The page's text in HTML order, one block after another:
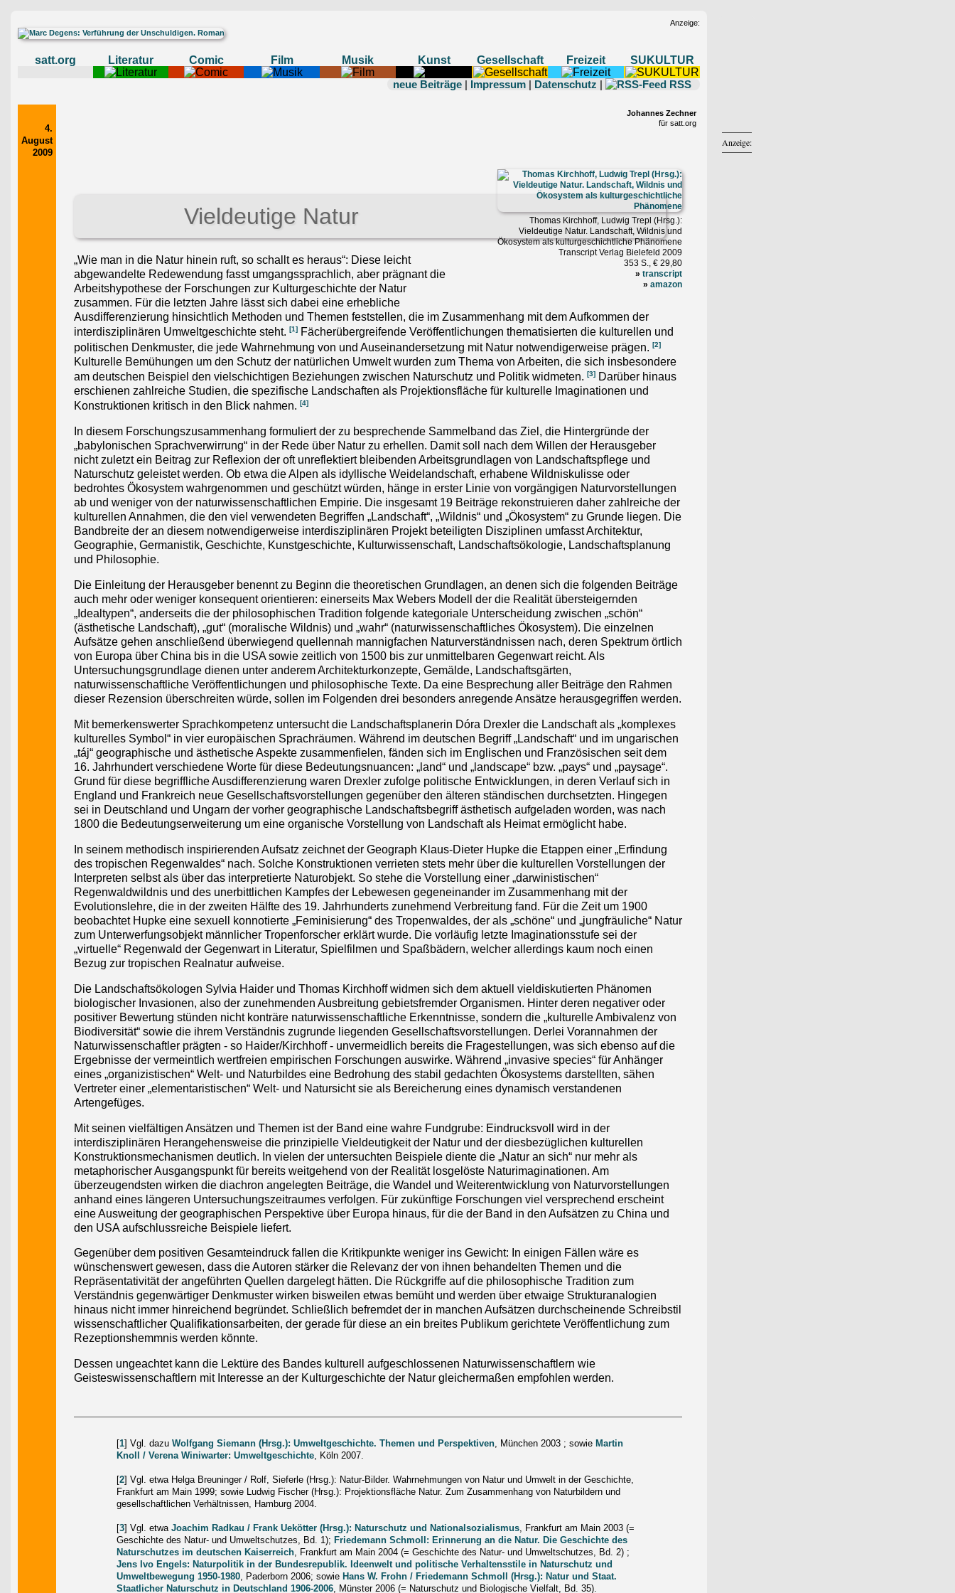
Anzeige:
Anzeige:
satt.org Literatur Comic Film Musik Kunst Gesellschaft Freizeit
SUKULTUR
neue Beiträge | Impressum | Datenschutz | RSS
4.
August
2009
Johannes Zechner
für satt.org
Thomas Kirchhoff, Ludwig Trepl (Hrsg.):
Vieldeutige Natur. Landschaft, Wildnis und
Ökosystem als kulturgeschichtliche Phänomene
Transcript Verlag Bielefeld 2009
353 S., € 29,80
» transcript
» amazon
Vieldeutige Natur
„Wie man in die Natur hinein ruft, so schallt es heraus“: Diese leicht
abgewandelte Redewendung fasst umgangssprachlich, aber prägnant die
Arbeitshypothese der Forschungen zur Kulturgeschichte der Natur
zusammen. Für die letzten Jahre lässt sich dabei eine erhebliche
Ausdifferenzierung hinsichtlich Methoden und Themen feststellen, die im Zusammenhang mit dem Aufkommen der
interdisziplinären Umweltgeschichte steht. [1]
Fächerübergreifende Veröffentlichungen thematisierten die kulturellen und
politischen Denkmuster, die jede Wahrnehmung von und Auseinandersetzung mit Natur notwendigerweise prägen. [2]
Kulturelle Bemühungen um den Schutz der natürlichen Umwelt wurden zum Thema von Arbeiten, die sich insbesondere
am deutschen Beispiel den vielschichtigen Beziehungen zwischen Naturschutz und Politik widmeten. [3] Darüber hinaus
erschienen zahlreiche Studien, die spezifische Landschaften als Projektionsfläche für kulturelle Imaginationen und
Konstruktionen kritisch in den Blick nahmen. [4]
In diesem Forschungszusammenhang formuliert der zu besprechende Sammelband das Ziel, die Hintergründe der
„babylonischen Sprachverwirrung“ in der Rede über Natur zu erhellen. Damit soll nach dem Willen der Herausgeber
nicht zuletzt ein Beitrag zur Reflexion der oft unreflektiert bleibenden Arbeitsgrundlagen von Landschaftspflege und
Naturschutz geleistet werden. Ob etwa die Alpen als idyllische Weidelandschaft, erhabene Wildniskulisse oder
bedrohtes Ökosystem wahrgenommen und geschützt würden, hänge in erster Linie von vorgängigen Naturvorstellungen
ab und weniger von der naturwissenschaftlichen Empirie. Die insgesamt 19 Beiträge rekonstruieren daher zahlreiche der
kulturellen Annahmen, die den viel verwendeten Begriffen „Landschaft“, „Wildnis“ und „Ökosystem“ zu Grunde liegen. Die
Bandbreite der an diesem notwendigerweise interdisziplinären Projekt beteiligten Disziplinen umfasst Architektur,
Geographie, Germanistik, Geschichte, Kunstgeschichte, Kulturwissenschaft, Landschaftsökologie, Landschaftsplanung
und Philosophie.
Die Einleitung der Herausgeber benennt zu Beginn die theoretischen Grundlagen, an denen sich die folgenden Beiträge
auch mehr oder weniger konsequent orientieren: einerseits Max Webers Modell der die Realität übersteigernden
„Idealtypen“, anderseits die der philosophischen Tradition folgende kategoriale Unterscheidung zwischen „schön“
(ästhetische Landschaft), „gut“ (moralische Wildnis) und „wahr“ (naturwissenschaftliches Ökosystem). Die einzelnen
Aufsätze gehen anschließend überwiegend quellennah mannigfachen Naturverständnissen nach, deren Spektrum örtlich
von Europa über China bis in die USA sowie zeitlich von 1500 bis zur unmittelbaren Gegenwart reicht. Als
Untersuchungsgrundlage dienen unter anderem Architekturkonzepte, Gemälde, Landschaftsgärten,
naturwissenschaftliche Veröffentlichungen und philosophische Texte. Da eine Besprechung aller Beiträge den Rahmen
dieser Rezension überschreiten würde, sollen im Folgenden drei besonders anregende Ansätze herausgegriffen werden.
Mit bemerkenswerter Sprachkompetenz untersucht die Landschaftsplanerin Dóra Drexler die Landschaft als „komplexes
kulturelles Symbol“ in vier europäischen Sprachräumen. Während im deutschen Begriff „Landschaft“ und im ungarischen
„táj“ geographische und ästhetische Aspekte zusammenfielen, fänden sich im Englischen und Französischen seit dem
16. Jahrhundert verschiedene Worte für diese Bedeutungsnuancen: „land“ und „landscape“ bzw. „pays“ und „paysage“.
Grund für diese begriffliche Ausdifferenzierung waren Drexler zufolge politische Entwicklungen, in deren Verlauf sich in
England und Frankreich neue Gesellschaftsvorstellungen gegenüber den älteren ständischen durchsetzten. Hingegen
sei in Deutschland und Ungarn der vorher geographische Landschaftsbegriff ästhetisch aufgeladen worden, was nach
1800 die Bedeutungserweiterung um eine organische Vorstellung von Landschaft als Heimat ermöglicht habe.
In seinem methodisch inspirierenden Aufsatz zeichnet der Geograph Klaus-Dieter Hupke die Etappen einer „Erfindung
des tropischen Regenwaldes“ nach. Solche Konstruktionen verrieten stets mehr über die kulturellen Vorstellungen der
Interpreten selbst als über das interpretierte Naturobjekt. So stehe die Vorstellung einer „darwinistischen“
Regenwaldwildnis und des unerbittlichen Kampfes der Lebewesen gegeneinander im Zusammenhang mit der
Evolutionslehre, die in der zweiten Hälfte des 19. Jahrhunderts zunehmend Verbreitung fand. Für die Zeit um 1900
beobachtet Hupke eine sexuell konnotierte „Feminisierung“ des Tropenwaldes, der als „schöne“ und „jungfräuliche“ Natur
zum Unterwerfungsobjekt männlicher Tropenforscher erklärt wurde. Die vorläufig letzte Imaginationsstufe sei der
„virtuelle“ Regenwald der Gegenwart in Literatur, Spielfilmen und Spaßbädern, welcher allerdings kaum noch einen
Bezug zur tropischen Realnatur aufweise.
Die Landschaftsökologen Sylvia Haider und Thomas Kirchhoff widmen sich dem aktuell vieldiskutierten Phänomen
biologischer Invasionen, also der zunehmenden Ausbreitung gebietsfremder Organismen. Hinter deren negativer oder
positiver Bewertung stünden nicht konträre naturwissenschaftliche Erkenntnisse, sondern die „kulturelle Ambivalenz von
Biodiversität“ sowie die ihrem Verständnis zugrunde liegenden Gesellschaftsvorstellungen. Derlei Vorannahmen der
Naturwissenschaftler prägten - so Haider/Kirchhoff - unvermeidlich bereits die Fragestellungen, was sich ebenso auf die
Ergebnisse der vermeintlich wertfreien empirischen Forschungen auswirke. Während „invasive species“ für Anhänger
eines „organizistischen“ Welt- und Naturbildes eine Bedrohung des stabil gedachten Ökosystems darstellten, sähen
Vertreter einer „elementaristischen“ Welt- und Natursicht sie als Bereicherung eines dynamisch verstandenen
Artengefüges.
Mit seinen vielfältigen Ansätzen und Themen ist der Band eine wahre Fundgrube: Eindrucksvoll wird in der
interdisziplinären Herangehensweise die prinzipielle Vieldeutigkeit der Natur und der diesbezüglichen kulturellen
Konstruktionsmechanismen deutlich. In vielen der untersuchten Beispiele diente die „Natur an sich“ nur mehr als
metaphorischer Ausgangspunkt für bereits weitgehend von der Realität losgelöste Naturimaginationen. Am
überzeugendsten wirken die diachron angelegten Beiträge, die Wandel und Weiterentwicklung von Naturvorstellungen
anhand eines längeren Untersuchungszeitraumes verfolgen. Für zukünftige Forschungen viel versprechend erscheint
eine Ausweitung der geographischen Perspektive über Europa hinaus, für die der Band in den Aufsätzen zu China und
den USA aufschlussreiche Beispiele liefert.
Gegenüber dem positiven Gesamteindruck fallen die Kritikpunkte weniger ins Gewicht: In einigen Fällen wäre es
wünschenswert gewesen, dass die Autoren stärker die Relevanz der von ihnen behandelten Themen und die
Repräsentativität der angeführten Quellen dargelegt hätten. Die Rückgriffe auf die philosophische Tradition zum
Verständnis gegenwärtiger Denkmuster wirken bisweilen etwas bemüht und werden über etwaige Strukturanalogien
hinaus nicht immer hinreichend begründet. Schließlich befremdet der in manchen Aufsätzen durchscheinende Schreibstil
wissenschaftlicher Qualifikationsarbeiten, der gerade für diese an ein breites Publikum gerichtete Veröffentlichung zum
Rezeptionshemmnis werden könnte.
Dessen ungeachtet kann die Lektüre des Bandes kulturell aufgeschlossenen Naturwissenschaftlern wie
Geisteswissenschaftlern mit Interesse an der Kulturgeschichte der Natur gleichermaßen empfohlen werden.
[1] Vgl. dazu Wolfgang Siemann (Hrsg.): Umweltgeschichte. Themen und Perspektiven , München 2003 ; sowie Martin
Knoll / Verena Winiwarter: Umweltgeschichte , Köln 2007.
[2] Vgl. etwa Helga Breuninger / Rolf, Sieferle (Hrsg.): Natur-Bilder. Wahrnehmungen von Natur und Umwelt in der Geschichte,
Frankfurt am Main 1999; sowie Ludwig Fischer (Hrsg.): Projektionsfläche Natur. Zum Zusammenhang von Naturbildern und
gesellschaftlichen Verhältnissen, Hamburg 2004.
[3] Vgl. etwa Joachim Radkau / Frank Uekötter (Hrsg.): Naturschutz und Nationalsozialismus , Frankfurt am Main 2003 (=
Geschichte des Natur- und Umweltschutzes, Bd. 1); Friedemann Schmoll: Erinnerung an die Natur. Die Geschichte des
Naturschutzes im deutschen Kaiserreich , Frankfurt am Main 2004 (= Geschichte des Natur- und Umweltschutzes, Bd. 2) ;
Jens Ivo Engels: Naturpolitik in der Bundesrepublik. Ideenwelt und politische Verhaltensstile in Naturschutz und
Umweltbewegung 1950-1980 , Paderborn 2006; sowie Hans W. Frohn / Friedemann Schmoll (Hrsg.): Natur und Staat.
Staatlicher Naturschutz in Deutschland 1906-2006 , Münster 2006 (= Naturschutz und Biologische Vielfalt, Bd. 35).